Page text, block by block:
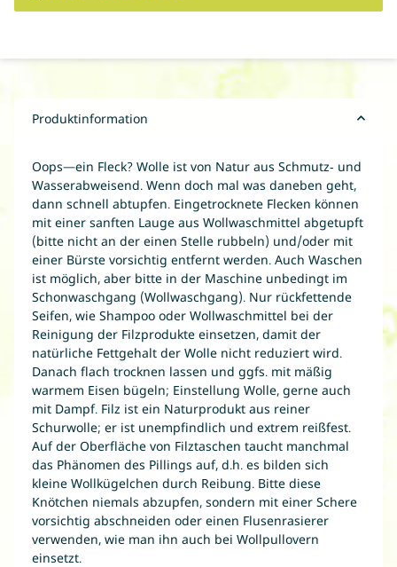
Produktinformation
Oops—ein Fleck? Wolle ist von Natur aus Schmutz- und
Wasserabweisend. Wenn doch mal was daneben geht,
dann schnell abtupfen. Eingetrocknete Flecken können
mit einer sanften Lauge aus Wollwaschmittel abgetupft
(bitte nicht an der einen Stelle rubbeln) und/oder mit
einer Bürste vorsichtig entfernt werden. Auch Waschen
ist möglich, aber bitte in der Maschine unbedingt im
Schonwaschgang (Wollwaschgang). Nur rückfettende
Seifen, wie Shampoo oder Wollwaschmittel bei der
Reinigung der Filzprodukte einsetzen, damit der
natürliche Fettgehalt der Wolle nicht reduziert wird.
Danach flach trocknen lassen und ggfs. mit mäßig
warmem Eisen bügeln; Einstellung Wolle, gerne auch
mit Dampf. Filz ist ein Naturprodukt aus reiner
Schurwolle; er ist unempfindlich und extrem reißfest.
Auf der Oberfläche von Filztaschen taucht manchmal
das Phänomen des Pillings auf, d.h. es bilden sich
kleine Wollkügelchen durch Reibung. Bitte diese
Knötchen niemals abzupfen, sondern mit einer Schere
vorsichtig abschneiden oder einen Flusenrasierer
verwenden, wie man ihn auch bei Wollpullovern
einsetzt.